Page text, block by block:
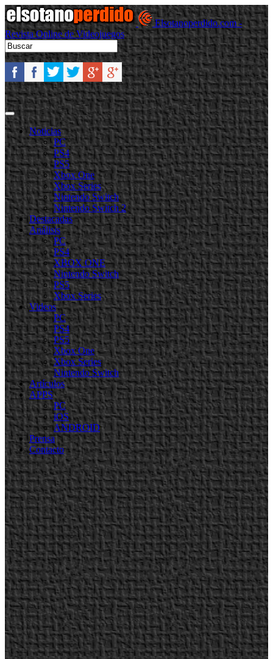
Elsotanoperdido.com -
Revista Online de Videojuegos
Noticias
PC
PS4
PS5
Xbox One
Xbox Series
Nintendo Switch
Nintendo Switch 2
Destacadas
Análisis
PC
PS4
XBOX ONE
Nintendo Switch
PS5
Xbox Series
Videos
PC
PS4
PS5
Xbox One
Xbox Series
Nintendo Switch
Artículos
APPS
PC
iOS
ANDROID
Prensa
Contacto